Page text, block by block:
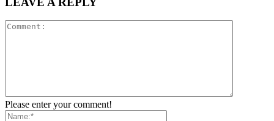
Please enter your comment!